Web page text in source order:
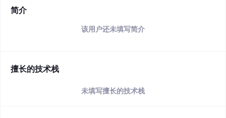
简介
该用户还未填写简介
擅长的技术栈
未填写擅长的技术栈